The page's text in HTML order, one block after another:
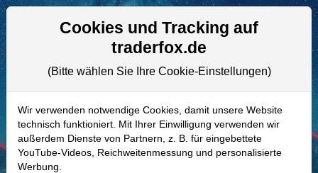
Aktien- und Artikelsuche
A3DR58 | DBRG–DigitalBridge
Group Aktie
Realtime-Aktienkurs:
- - -
Cookies und Tracking auf
traderfox.de
(Bitte wählen Sie Ihre Cookie-Einstellungen)
Wir verwenden notwendige Cookies, damit unsere Website
technisch funktioniert. Mit Ihrer Einwilligung verwenden wir
außerdem Dienste von Partnern, z. B. für eingebettete
YouTube-Videos, Reichweitenmessung und personalisierte
Werbung.